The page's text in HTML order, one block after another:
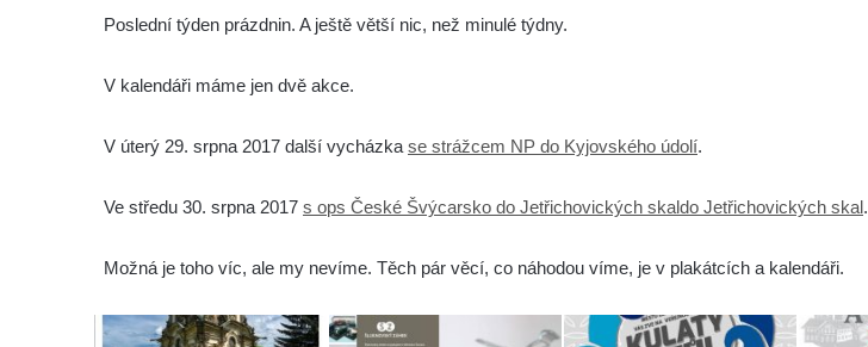
Poslední týden prázdnin. A ještě větší nic, než minulé týdny.
V kalendáři máme jen dvě akce.
V úterý 29. srpna 2017 další vycházka se strážcem NP do Kyjovského údolí.
Ve středu 30. srpna 2017 s ops České Švýcarsko do Jetřichovických skaldo Jetřichovických skal.
Možná je toho víc, ale my nevíme. Těch pár věcí, co náhodou víme, je v plakátcích a kalendáři.